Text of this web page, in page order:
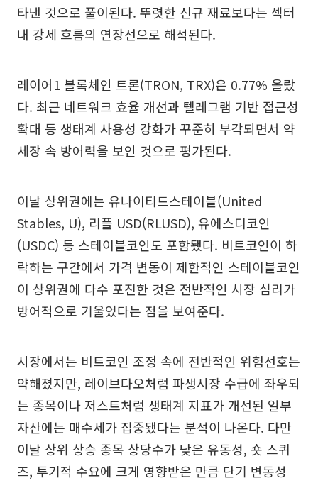
타낸 것으로 풀이된다. 뚜렷한 신규 재료보다는 섹터
내 강세 흐름의 연장선으로 해석된다.
레이어1 블록체인 트론(TRON, TRX)은 0.77% 올랐
다. 최근 네트워크 효율 개선과 텔레그램 기반 접근성
확대 등 생태계 사용성 강화가 꾸준히 부각되면서 약
세장 속 방어력을 보인 것으로 평가된다.
이날 상위권에는 유나이티드스테이블(United
Stables, U), 리플 USD(RLUSD), 유에스디코인
(USDC) 등 스테이블코인도 포함됐다. 비트코인이 하
락하는 구간에서 가격 변동이 제한적인 스테이블코인
이 상위권에 다수 포진한 것은 전반적인 시장 심리가
방어적으로 기울었다는 점을 보여준다.
시장에서는 비트코인 조정 속에 전반적인 위험선호는
약해졌지만, 레이브다오처럼 파생시장 수급에 좌우되
는 종목이나 저스트처럼 생태계 지표가 개선된 일부
자산에는 매수세가 집중됐다는 분석이 나온다. 다만
이날 상위 상승 종목 상당수가 낮은 유동성, 숏 스퀴
즈, 투기적 수요에 크게 영향받은 만큼 단기 변동성